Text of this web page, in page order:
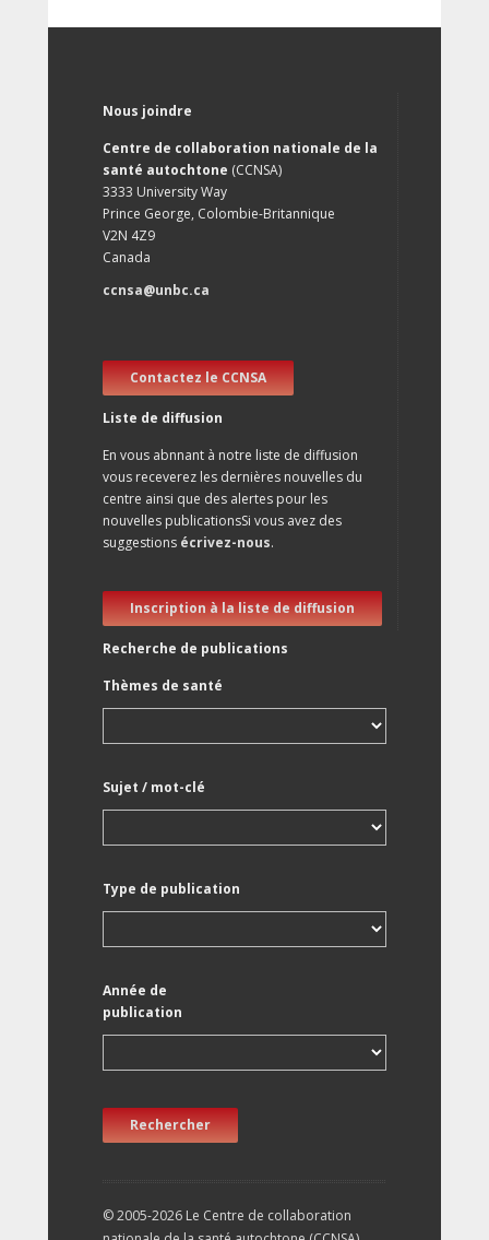
Nous joindre
Centre de collaboration nationale de la
santé autochtone (CCNSA)
3333 University Way
Prince George, Colombie-Britannique
V2N 4Z9
Canada
ccnsa@unbc.ca
Contactez le CCNSA
Liste de diffusion
En vous abnnant à notre liste de diffusion
vous receverez les dernières nouvelles du
centre ainsi que des alertes pour les
nouvelles publicationsSi vous avez des
suggestions écrivez-nous.
Inscription à la liste de diffusion
Recherche de publications
Thèmes de santé
Sujet / mot-clé
Type de publication
Année de
publication
Rechercher
© 2005-2026 Le Centre de collaboration